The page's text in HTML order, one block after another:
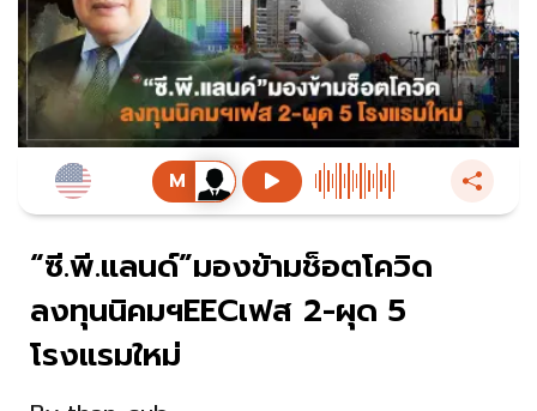
“ซี.พี.แลนด์”มองข้ามช็อตโควิด
ลงทุนนิคมฯEECเฟส 2-ผุด 5
โรงแรมใหม่